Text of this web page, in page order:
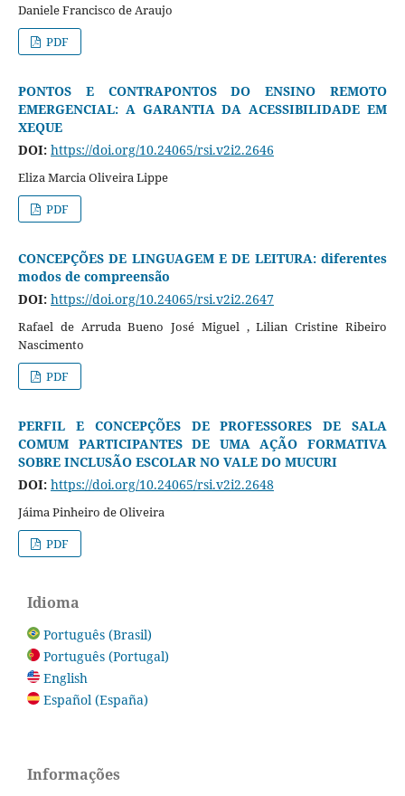
Daniele Francisco de Araujo
PDF
PONTOS E CONTRAPONTOS DO ENSINO REMOTO
EMERGENCIAL: A GARANTIA DA ACESSIBILIDADE EM
XEQUE
DOI: https://doi.org/10.24065/rsi.v2i2.2646
Eliza Marcia Oliveira Lippe
PDF
CONCEPÇÕES DE LINGUAGEM E DE LEITURA: diferentes
modos de compreensão
DOI: https://doi.org/10.24065/rsi.v2i2.2647
Rafael de Arruda Bueno José Miguel , Lilian Cristine Ribeiro
Nascimento
PDF
PERFIL E CONCEPÇÕES DE PROFESSORES DE SALA
COMUM PARTICIPANTES DE UMA AÇÃO FORMATIVA
SOBRE INCLUSÃO ESCOLAR NO VALE DO MUCURI
DOI: https://doi.org/10.24065/rsi.v2i2.2648
Jáima Pinheiro de Oliveira
PDF
Idioma
Português (Brasil)
Português (Portugal)
English
Español (España)
Informações